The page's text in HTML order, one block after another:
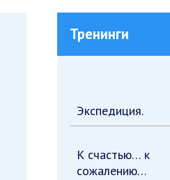
Тренинги
Экспедиция.
К счастью… к
сожалению…